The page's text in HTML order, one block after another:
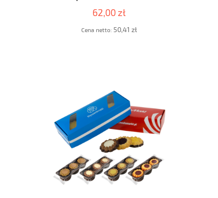
62,00 zł
Cena netto: 50,41 zł